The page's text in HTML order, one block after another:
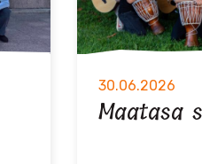
30.06.2026
Maatasa